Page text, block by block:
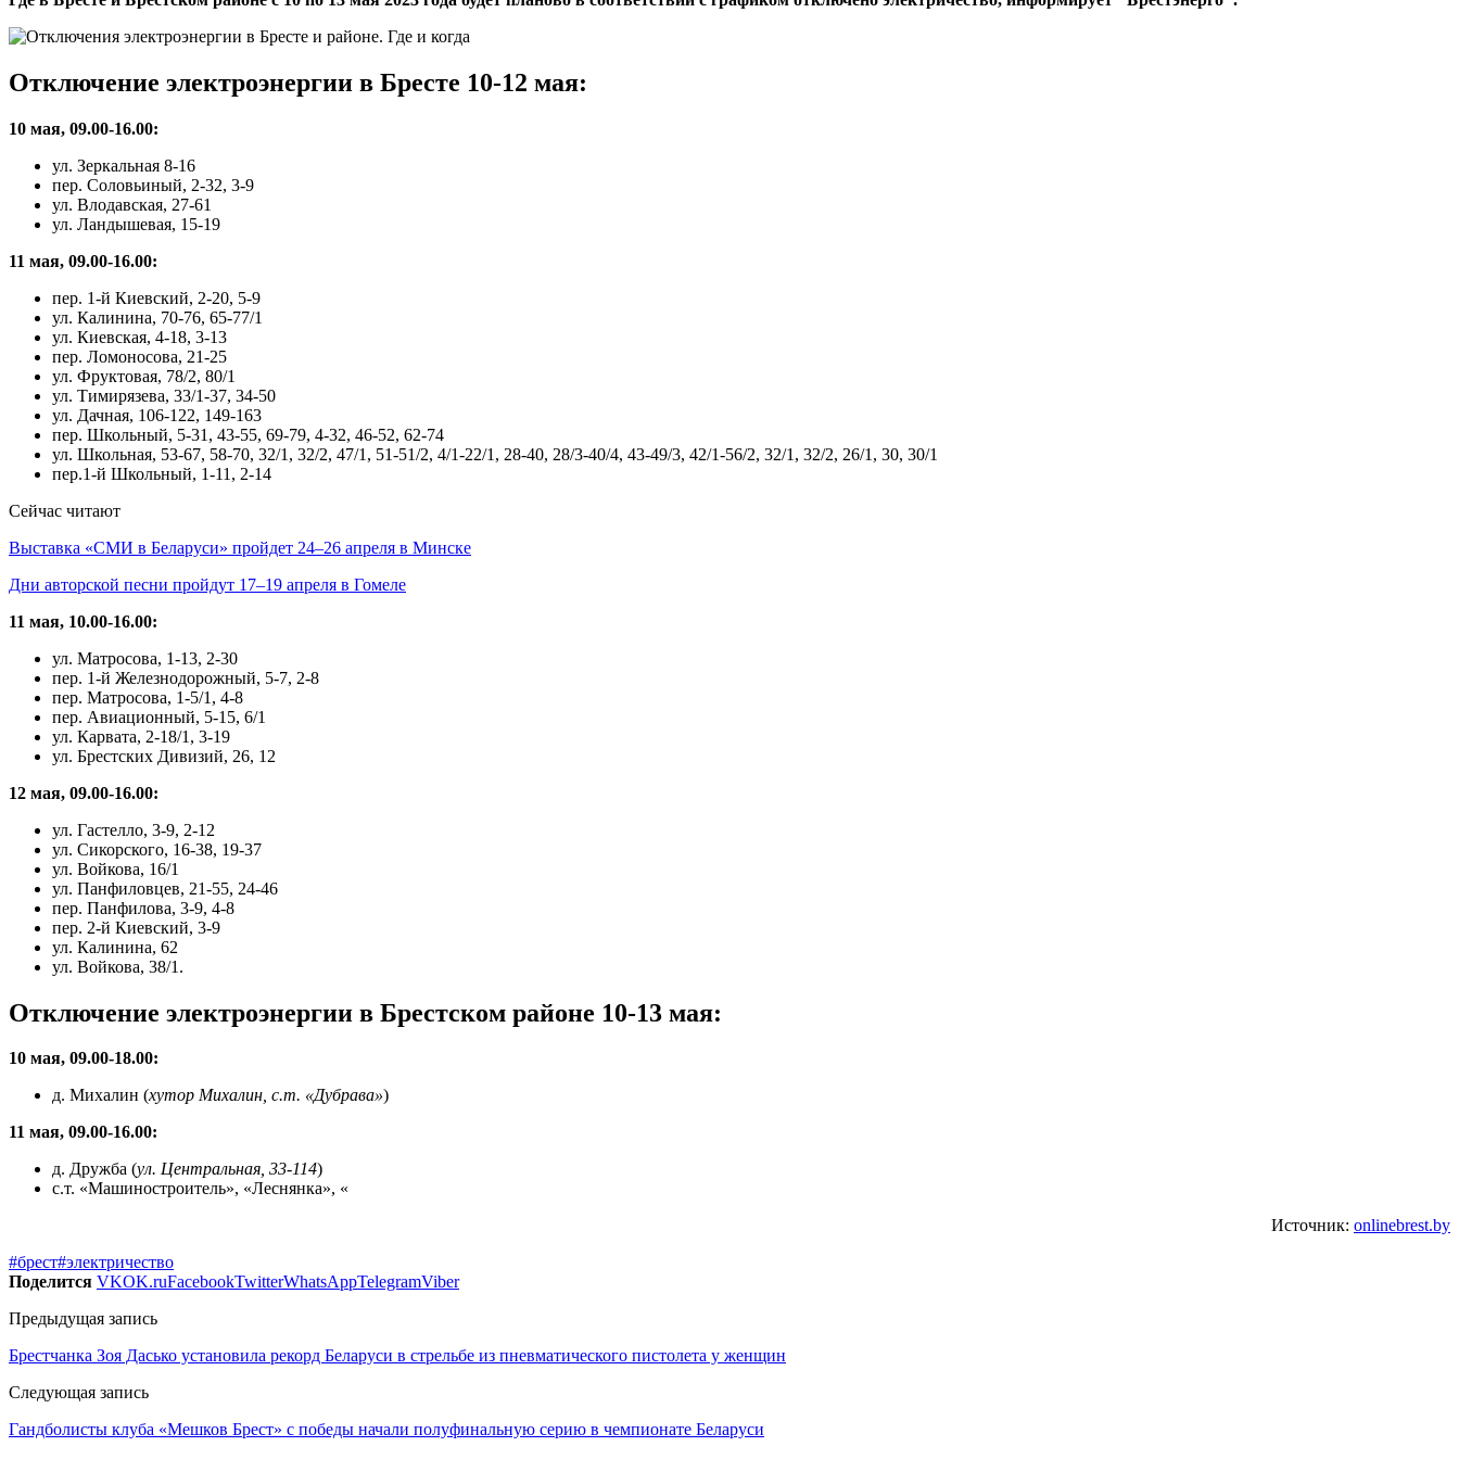
Отключение электроэнергии в Бресте 10-12 мая:
10 мая, 09.00-16.00:
ул. Зеркальная 8-16
пер. Соловьиный, 2-32, 3-9
ул. Влодавская, 27-61
ул. Ландышевая, 15-19
11 мая, 09.00-16.00:
пер. 1-й Киевский, 2-20, 5-9
ул. Калинина, 70-76, 65-77/1
ул. Киевская, 4-18, 3-13
пер. Ломоносова, 21-25
ул. Фруктовая, 78/2, 80/1
ул. Тимирязева, 33/1-37, 34-50
ул. Дачная, 106-122, 149-163
пер. Школьный, 5-31, 43-55, 69-79, 4-32, 46-52, 62-74
ул. Школьная, 53-67, 58-70, 32/1, 32/2, 47/1, 51-51/2, 4/1-22/1, 28-40, 28/3-40/4, 43-49/3, 42/1-56/2, 32/1, 32/2, 26/1, 30, 30/1
пер.1-й Школьный, 1-11, 2-14
Сейчас читают
Выставка «СМИ в Беларуси» пройдет 24–26 апреля в Минске
Дни авторской песни пройдут 17–19 апреля в Гомеле
11 мая, 10.00-16.00:
ул. Матросова, 1-13, 2-30
пер. 1-й Железнодорожный, 5-7, 2-8
пер. Матросова, 1-5/1, 4-8
пер. Авиационный, 5-15, 6/1
ул. Карвата, 2-18/1, 3-19
ул. Брестских Дивизий, 26, 12
12 мая, 09.00-16.00:
ул. Гастелло, 3-9, 2-12
ул. Сикорского, 16-38, 19-37
ул. Войкова, 16/1
ул. Панфиловцев, 21-55, 24-46
пер. Панфилова, 3-9, 4-8
пер. 2-й Киевский, 3-9
ул. Калинина, 62
ул. Войкова, 38/1.
Отключение электроэнергии в Брестском районе 10-13 мая:
10 мая, 09.00-18.00:
д. Михалин (хутор Михалин, с.т. «Дубрава»)
11 мая, 09.00-16.00:
д. Дружба (ул. Центральная, 33-114)
с.т. «Машиностроитель», «Леснянка», «
Источник: onlinebrest.by
#брест#электричество
Поделится VKOK.ruFacebookTwitterWhatsAppTelegramViber
Предыдущая запись
Брестчанка Зоя Дасько установила рекорд Беларуси в стрельбе из пневматического пистолета у женщин
Следующая запись
Гандболисты клуба «Мешков Брест» с победы начали полуфинальную серию в чемпионате Беларуси